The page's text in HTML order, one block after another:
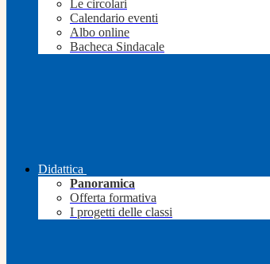
Le circolari
Calendario eventi
Albo online
Bacheca Sindacale
Didattica
Panoramica
Offerta formativa
I progetti delle classi